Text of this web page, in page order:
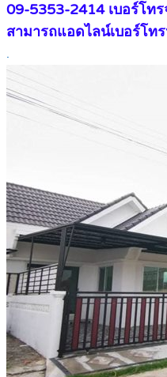
09-5353-2414​ เบอร์โท
สามารถแอดไลน์เบอร์โท
.